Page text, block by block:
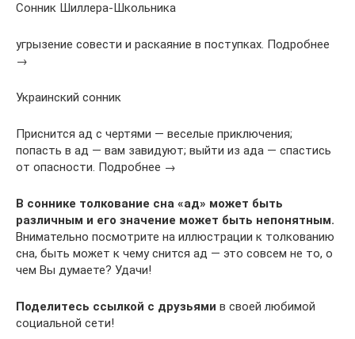
Сонник Шиллера-Школьника
угрызение совести и раскаяние в поступках. Подробнее
→
Украинский сонник
Приснится ад с чертями — веселые приключения;
попасть в ад — вам завидуют; выйти из ада — спастись
от опасности. Подробнее →
В соннике толкование сна «ад» может быть
различным и его значение может быть непонятным.
Внимательно посмотрите на иллюстрации к толкованию
сна, быть может к чему снится ад — это совсем не то, о
чем Вы думаете? Удачи!
Поделитесь ссылкой с друзьями в своей любимой
социальной сети!